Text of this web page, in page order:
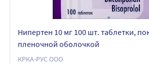
Нипертен 10 мг 100 шт. таблетки,
пленочной оболочкой
КРКА-РУС ООО